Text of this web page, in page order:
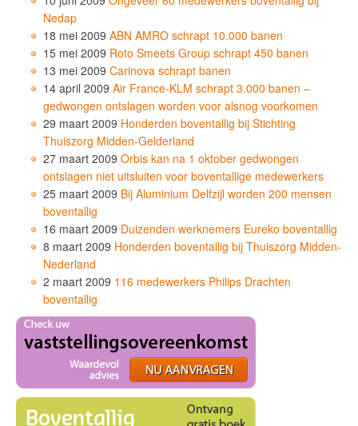
Nedap
18 mei 2009 ABN AMRO schrapt 10.000 banen
15 mei 2009 Roto Smeets Group schrapt 450 banen
13 mei 2009 Carinova schrapt banen
14 april 2009 Air France-KLM schrapt 3.000 banen –
gedwongen ontslagen worden voor alsnog voorkomen
29 maart 2009 Honderden boventallig bij Stichting
Thuiszorg Midden-Gelderland
27 maart 2009 Orbis kan na 1 oktober gedwongen
ontslagen niet uitsluiten voor boventallige medewerkers
25 maart 2009 Bij Aluminium Delfzijl worden 200 mensen
boventallig
16 maart 2009 Duizenden werknemers Eureko boventallig
8 maart 2009 Honderden boventallig bij Thuiszorg Midden-
Nederland
2 maart 2009 116 medewerkers Philips Drachten
boventallig